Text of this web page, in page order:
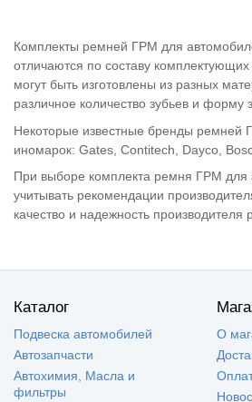
Комплекты ремней ГРМ для
отличаются по составу
могут быть изготовлены из разных
различное количество зубьев и форму
Некоторые известные бренды ремней
иномарок: Gates, Contitech, Dayco,
При выборе комплекта ремня ГРМ для
учитывать рекомендации
качество и надежность производителя
Каталог
Подвеска автомобилей
Автозапчасти
Автохимия, Масла и
фильтры
О